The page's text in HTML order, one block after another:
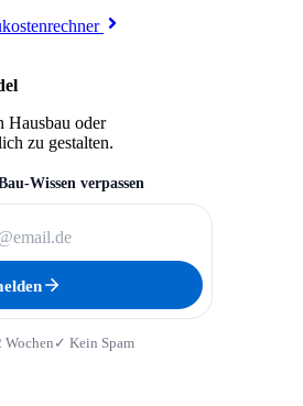
oder
zu gestalten.
Wissen verpassen
✓ Kein Spam